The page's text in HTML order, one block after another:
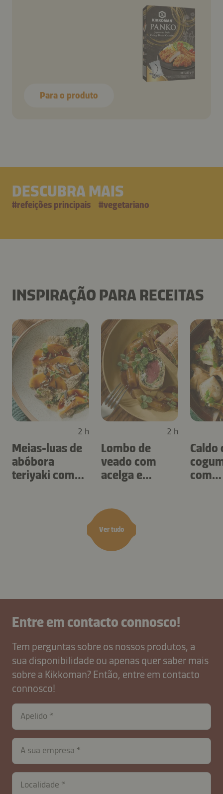
Para o produto
DESCUBRA MAIS
#refeições principais #vegetariano
INSPIRAÇÃO PARA RECEITAS
Ver tudo
2 h
Meias-luas de
abóbora
teriyaki com
2 h
Lombo de
veado com
acelga e
Caldo
com
Entre em contacto connosco!
Tem perguntas sobre os nossos produtos, a
sua disponibilidade ou apenas quer saber mais
sobre a Kikkoman? Então, entre em contacto
connosco!
Apelido
contactPT-
B2B-
26621-
G173kP6rLVib
A sua empresa
Localidade